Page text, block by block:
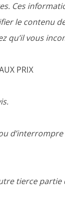
Ces
le contenu
vous
PRIX
tierce